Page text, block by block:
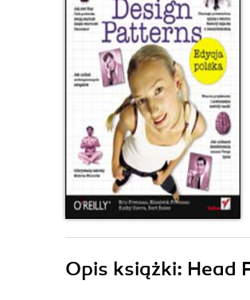
Opis książki: Head